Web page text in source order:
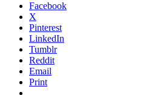
Facebook
X
Pinterest
LinkedIn
Tumblr
Reddit
Email
Print